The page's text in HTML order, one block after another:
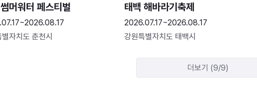
머워터 페스티벌
자치도 춘천시
태백 해바라기축제
2026.07.17~2026.08.17
강원특별자치도 태백시
더보기 (9/9)